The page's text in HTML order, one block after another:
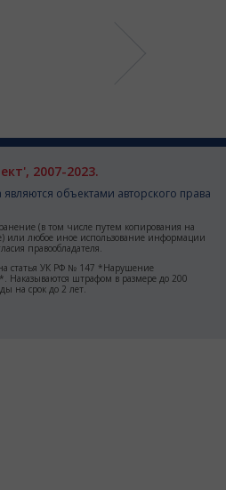
2007-2023.
объектами авторского права
(в том числе путем копирования на
или любое иное использование информации
правообладателя.
статья УК РФ № 147 *Нарушение
Наказываются штрафом в размере до 200
на срок до 2 лет.